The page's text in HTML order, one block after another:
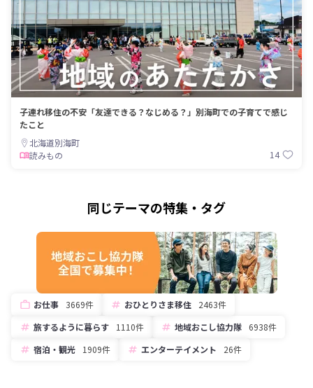
子連れ移住の不安「友達できる？なじめる？」別海町での子育てで感じ
たこと
北海道別海町
読みもの
14
同じテーマの特集・タグ
お仕事 3669件 おひとりさま移住
2463件
旅するように暮らす
1110件 地域おこし協力隊
6938件
宿泊・観光
1909件 エンターテイメント 26件